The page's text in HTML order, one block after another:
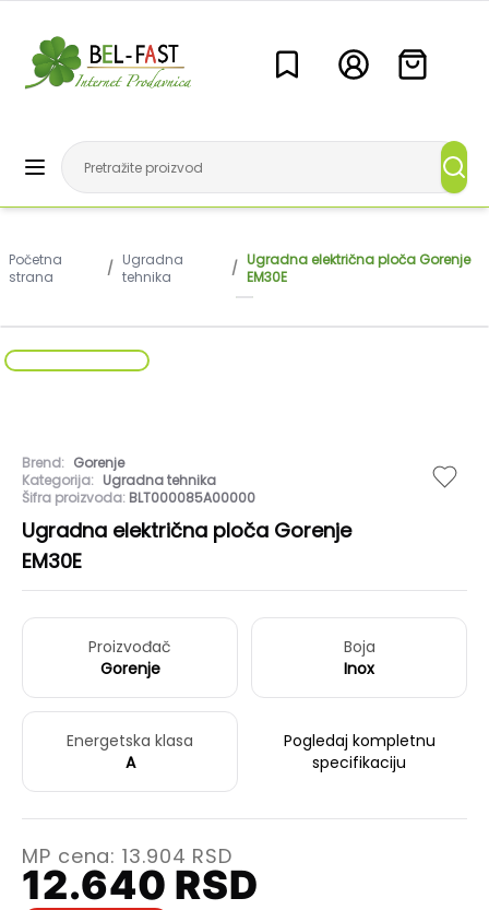
Početna
strana
/ Ugradna
tehnika
/ Ugradna električna ploča Gorenje
EM30E
Brend: Gorenje
Kategorija: Ugradna tehnika
Šifra proizvoda: BLT000085A00000
Ugradna električna ploča Gorenje
EM30E
Proizvođač
Gorenje
Boja
Inox
Energetska klasa
A
Pogledaj kompletnu
specifikaciju
MP cena:13.904 RSD
12.640 RSD